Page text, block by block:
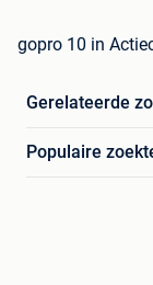
gopro 10 in
Gerelateerde
Populaire